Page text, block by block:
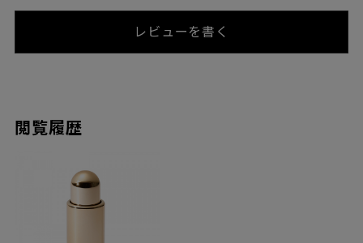
レビューを書く
閲覧履歴